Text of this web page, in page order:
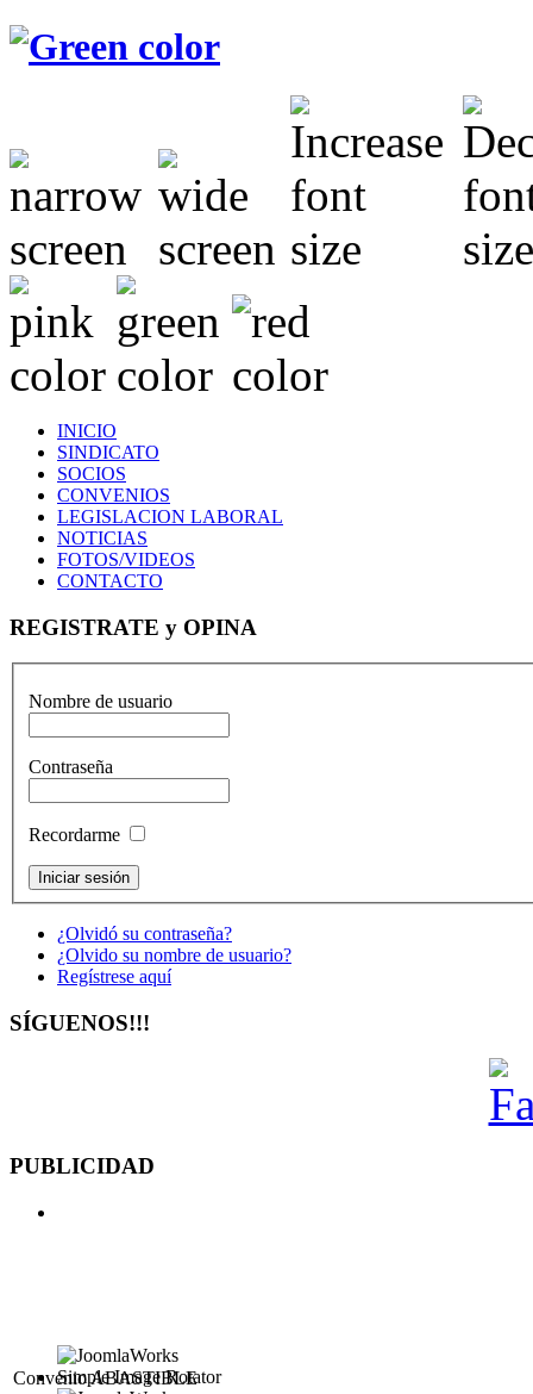
INICIO
SINDICATO
SOCIOS
CONVENIOS
LEGISLACION LABORAL
NOTICIAS
FOTOS/VIDEOS
CONTACTO
REGISTRATE y OPINA
Nombre de usuario
Contraseña
Recordarme
¿Olvidó su contraseña?
¿Olvido su nombre de usuario?
Regístrese aquí
SÍGUENOS!!!
PUBLICIDAD
Convenio ABASTIBLE